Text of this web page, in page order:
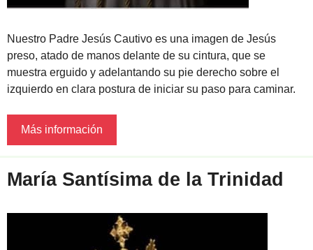
Nuestro Padre Jesús Cautivo es una imagen de Jesús
preso, atado de manos delante de su cintura, que se
muestra erguido y adelantando su pie derecho sobre el
izquierdo en clara postura de iniciar su paso para caminar.
Más información
María Santísima de la Trinidad